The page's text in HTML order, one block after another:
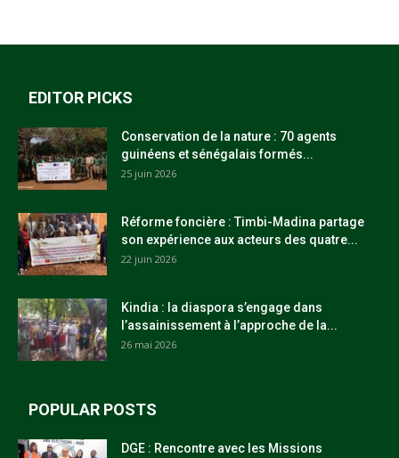
EDITOR PICKS
Conservation de la nature : 70 agents
guinéens et sénégalais formés...
25 juin 2026
Réforme foncière : Timbi-Madina partage
son expérience aux acteurs des quatre...
22 juin 2026
Kindia : la diaspora s’engage dans
l’assainissement à l’approche de la...
26 mai 2026
POPULAR POSTS
DGE : Rencontre avec les Missions